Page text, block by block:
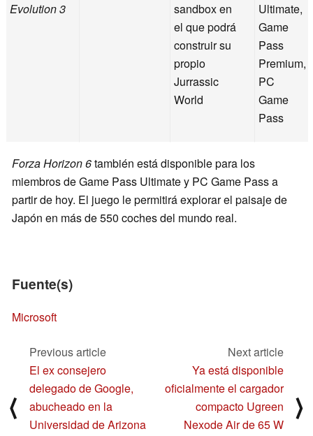
Evolution 3
sandbox en
el que podrá
construir su
propio
Jurrassic
World
Ultimate,
Game
Pass
Premium,
PC
Game
Pass
Forza Horizon 6también está disponible para los
miembros de Game Pass Ultimate y PC Game Pass a
partir de hoy. El juego le permitirá explorar el paisaje de
Japón en más de 550 coches del mundo real.
Fuente(s)
Microsoft
⟨
Previous article
El ex consejero
delegado de Google,
abucheado en la
Universidad de Arizona
Next article
Ya está disponible
oficialmente el cargador
compacto Ugreen
Nexode Air de 65 W
⟩